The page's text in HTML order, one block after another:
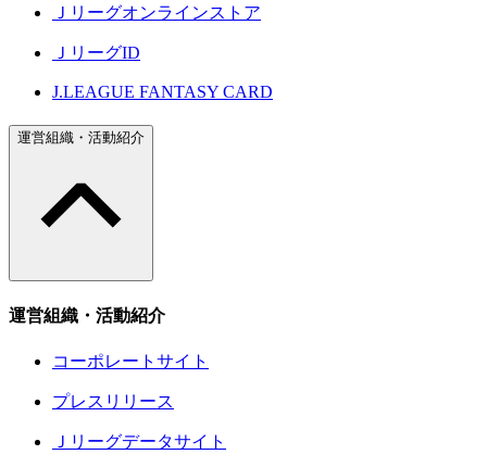
Ｊリーグオンラインストア
ＪリーグID
J.LEAGUE FANTASY CARD
運営組織・活動紹介
運営組織・活動紹介
コーポレートサイト
プレスリリース
Ｊリーグデータサイト